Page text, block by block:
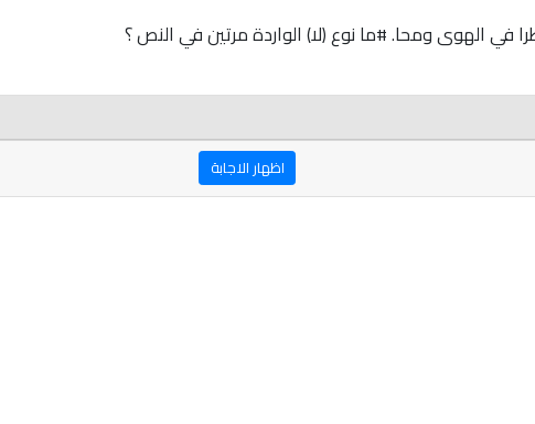
الهوى ومحا. #ما نوع (لا) الواردة مرتين في النص ؟
اظهار الاجابة